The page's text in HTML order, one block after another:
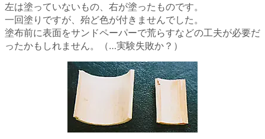
左は塗っていないもの、右が塗ったものです。
一回塗りですが、殆ど色が付きませんでした。
塗布前に表面をサンドペーパーで荒らすなどの工夫が必要だ
ったかもしれません。（…実験失敗か？）